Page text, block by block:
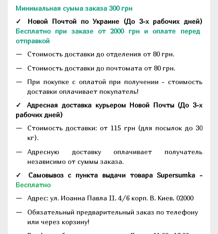
Минимальная сумма заказа 300 грн
✓ Новой Почтой по Украине (До 3-х рабочих дней)
Бесплатно при заказе от 2000 грн и оплате перед
отправкой
Стоимость доставки до отделения от 80 грн.
Стоимость доставки до почтомата от 80 грн.
При покупке с оплатой при получении - стоимость
доставки оплачивает покупатель!
✓ Адресная доставка курьером Новой Почты (До 3-х
рабочих дней)
Стоимость доставки: от 115 грн (для посылок до 30
кг).
Адресную доставку оплачивает получатель
независимо от суммы заказа.
✓ Самовывоз с пункта выдачи товара Supersumka -
Бесплатно
Адрес: ул. Иоанна Павла II, 4/6 корп. В, Киев, 02000
Обязательный предварительный заказ по телефону
или через корзину!